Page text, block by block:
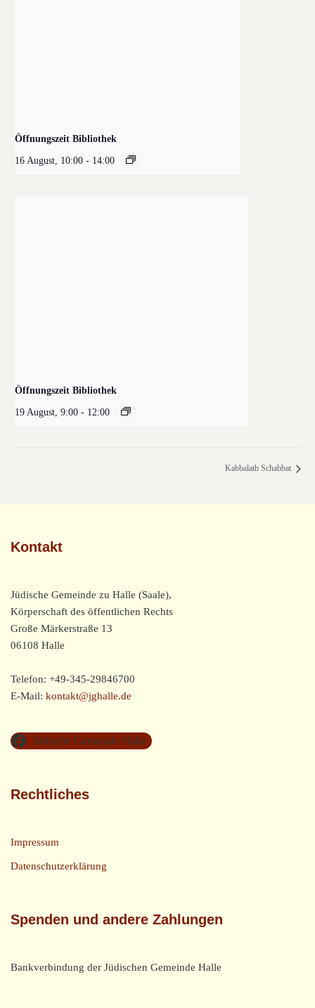
Öffnungszeit Bibliothek
16 August, 10:00 - 14:00
Öffnungszeit Bibliothek
19 August, 9:00 - 12:00
Kabbalath Schabbat
Kontakt
Jüdische Gemeinde zu Halle (Saale),
Körperschaft des öffentlichen Rechts
Große Märkerstraße 13
06108 Halle
Telefon: +49-345-29846700
E-Mail: kontakt@jghalle.de
Jüdische Gemeinde Halle
Rechtliches
Impressum
Datenschutzerklärung
Spenden und andere Zahlungen
Bankverbindung der Jüdischen Gemeinde Halle